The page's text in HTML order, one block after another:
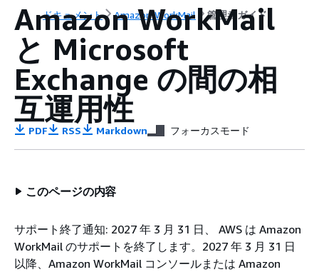
ドキュメント Amazon WorkMail 管理者ガイド
Amazon WorkMail
と Microsoft
Exchange の間の相
互運用性
PDF RSS Markdown フォーカスモード
このページの内容
サポート終了通知: 2027 年 3 月 31 日、 AWS は Amazon
WorkMail のサポートを終了します。2027 年 3 月 31 日
以降、Amazon WorkMail コンソールまたは Amazon